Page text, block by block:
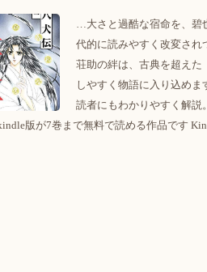
…大さと過酷な宿命を、碧
代的に読みやすく改変され
荘助の絆は、古典を超えた
しやすく物語に入り込め
読者にもわかりやすく解説
版が7巻まで無料で読める作品です